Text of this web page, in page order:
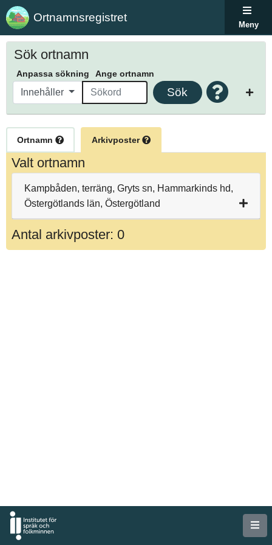
Ortnamnsregistret
Meny
Sök ortnamn
Anpassa sökning Ange ortnamn
Innehåller Sök
Ortnamn Arkivposter
Valt ortnamn
Kampbåden, terräng, Gryts sn, Hammarkinds hd,
Östergötlands län, Östergötland
Antal arkivposter: 0